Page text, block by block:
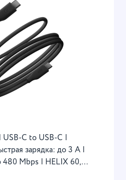
USB-C to USB-C |
зарядка: до 3 A |
480 Mbps | HELIX 60,